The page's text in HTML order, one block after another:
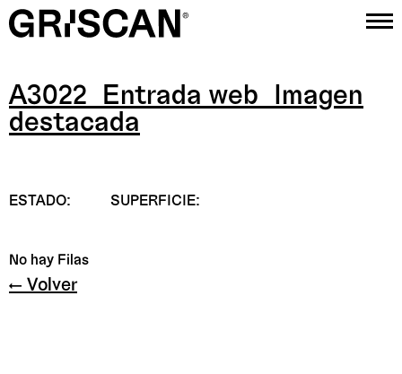
Proyectos
Estudio
A3022_Entrada web_Imagen
destacada
ESTADO: SUPERFICIE:
No hay Filas
← Volver